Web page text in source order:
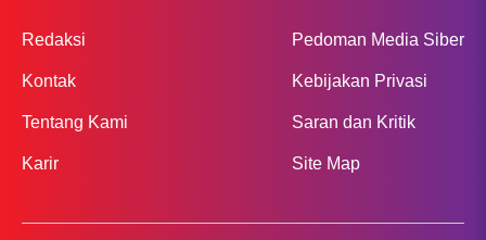
Redaksi
Kontak
Tentang Kami
Karir
Pedoman Media Siber
Kebijakan Privasi
Saran dan Kritik
Site Map